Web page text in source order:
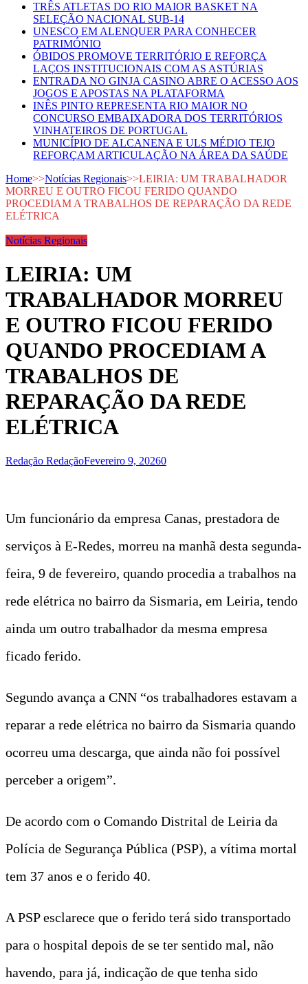
TRÊS ATLETAS DO RIO MAIOR BASKET NA
SELEÇÃO NACIONAL SUB-14
UNESCO EM ALENQUER PARA CONHECER
PATRIMÓNIO
ÓBIDOS PROMOVE TERRITÓRIO E REFORÇA
LAÇOS INSTITUCIONAIS COM AS ASTÚRIAS
ENTRADA NO GINJA CASINO ABRE O ACESSO AOS
JOGOS E APOSTAS NA PLATAFORMA
INÊS PINTO REPRESENTA RIO MAIOR NO
CONCURSO EMBAIXADORA DOS TERRITÓRIOS
VINHATEIROS DE PORTUGAL
MUNICÍPIO DE ALCANENA E ULS MÉDIO TEJO
REFORÇAM ARTICULAÇÃO NA ÁREA DA SAÚDE
Home>>Notícias Regionais>>LEIRIA: UM TRABALHADOR
MORREU E OUTRO FICOU FERIDO QUANDO
PROCEDIAM A TRABALHOS DE REPARAÇÃO DA REDE
ELÉTRICA
Notícias Regionais
LEIRIA: UM
TRABALHADOR MORREU
E OUTRO FICOU FERIDO
QUANDO PROCEDIAM A
TRABALHOS DE
REPARAÇÃO DA REDE
ELÉTRICA
Redação RedaçãoFevereiro 9, 20260
Um funcionário da empresa Canas, prestadora de
serviços à E-Redes, morreu na manhã desta segunda-
feira, 9 de fevereiro, quando procedia a trabalhos na
rede elétrica no bairro da Sismaria, em Leiria, tendo
ainda um outro trabalhador da mesma empresa
ficado ferido.
Segundo avança a CNN “os trabalhadores estavam a
reparar a rede elétrica no bairro da Sismaria quando
ocorreu uma descarga, que ainda não foi possível
perceber a origem”.
De acordo com o Comando Distrital de Leiria da
Polícia de Segurança Pública (PSP), a vítima mortal
tem 37 anos e o ferido 40.
A PSP esclarece que o ferido terá sido transportado
para o hospital depois de se ter sentido mal, não
havendo, para já, indicação de que tenha sido